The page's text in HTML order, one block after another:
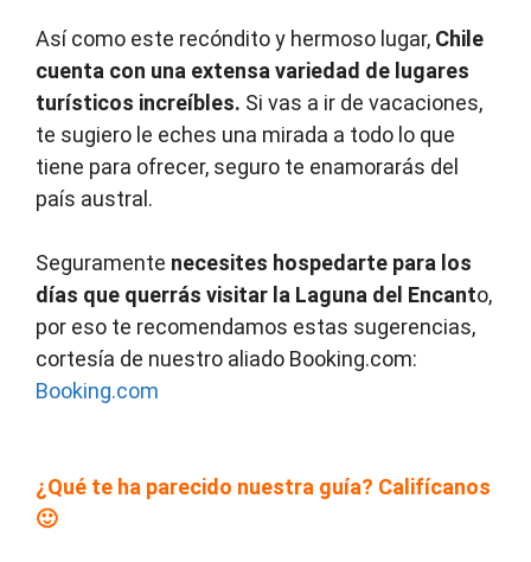
Así como este recóndito y hermoso lugar, Chile
cuenta con una extensa variedad de lugares
turísticos increíbles. Si vas a ir de vacaciones,
te sugiero le eches una mirada a todo lo que
tiene para ofrecer, seguro te enamorarás del
país austral.
Seguramente necesites hospedarte para los
días que querrás visitar la Laguna del Encanto,
por eso te recomendamos estas sugerencias,
cortesía de nuestro aliado Booking.com:
Booking.com
¿Qué te ha parecido nuestra guía? Califícanos
🙂